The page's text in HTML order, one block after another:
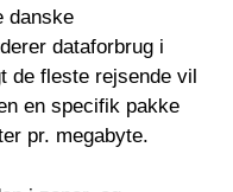
danske
dataforbrug i
de fleste rejsende vil
en specifik pakke
pr. megabyte.